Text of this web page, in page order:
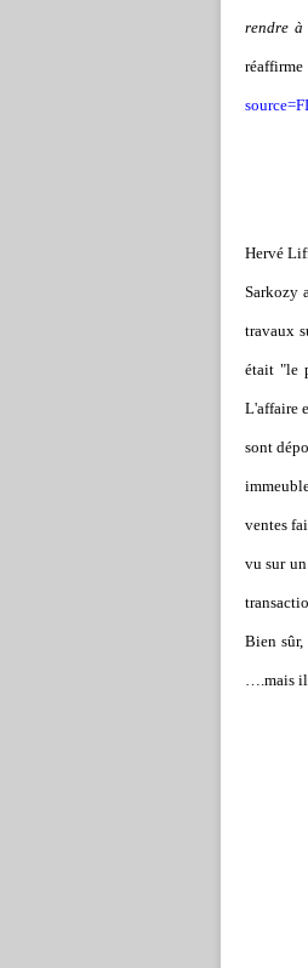
rendre à
Hervé
Sarkozy
travaux
était "le
L'affaire
sont
ventes
vu sur
Bien
….mais il